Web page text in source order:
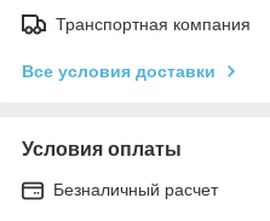
Транспортная компания
Все условия доставки
Условия оплаты
Безналичный расчет